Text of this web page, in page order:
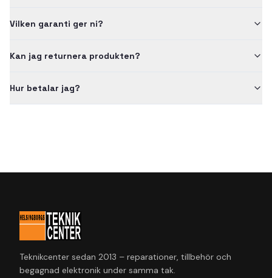
Vilken garanti ger ni?
Kan jag returnera produkten?
Hur betalar jag?
Teknikcenter sedan 2013 – reparationer, tillbehör och
begagnad elektronik under samma tak.